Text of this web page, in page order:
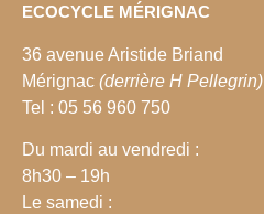
ECOCYCLE MÉRIGNAC
36 avenue Aristide Briand
Mérignac (derrière H Pellegrin)
Tel : 05 56 960 750
Du mardi au vendredi :
8h30 – 19h
Le samedi :